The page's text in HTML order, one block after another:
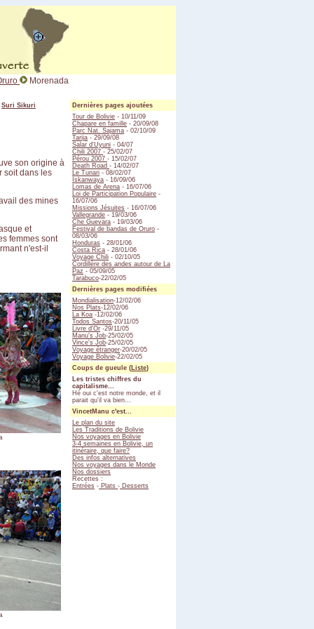
Morenada
Suri Sikuri
son origine à
soit dans les
des mines
et
femmes sont
n'est-il
Dernières pages ajoutées
Tour de Bolivie - 10/11/09
Chapare en famille - 20/09/08
Parc Nat. Sajama - 02/10/09
Tarija - 29/09/08
Salar d'Uyuni - 04/07
Chili 2007 - 25/02/07
Pérou 2007 - 15/02/07
Death Road - 14/02/07
Le Tunari - 08/02/07
Iskanwaya - 16/09/06
Lomas de Arena - 16/07/06
Loi de Participation Populaire -
16/07/06
Missions Jésuites - 16/07/06
Vallegrande - 19/03/06
Che Guevara - 19/03/06
Festival de bandas de Oruro -
08/03/06
Honduras - 28/01/06
Costa Rica - 28/01/06
Voyage Chili - 02/10/05
Cordillère des andes autour de La
Paz - 05/09/05
Tarabuco-22/02/05
Dernières pages modifiées
Mondialisation-12/02/06
Nos Plats-12/02/06
La Koa -12/02/06
Todos Santos-20/11/05
Livre d'Or -29/11/05
Manu's Job-25/02/05
Vince's Job-25/02/05
Voyage étranger-20/02/05
Voyage Bolivie-22/02/05
Coups de gueule ( Liste)
Les tristes chiffres du
capitalisme...
Hé oui c'est notre monde, et il
parait qu'il va bien...
VincetManu c'est...
Le plan du site
Les Traditions de Bolivie
Nos voyages en Bolivie
3-4 semaines en Bolivie, un
itinéraire, que faire?
Des infos alternatives
Nos voyages dans le Monde
Nos dossiers
Recettes :
Entrées - Plats - Desserts